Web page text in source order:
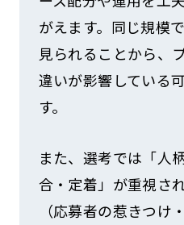
がえます。同じ規模
見られることから、
違いが影響している
す。
また、選考では「人
合・定着」が重視さ
（応募者の惹きつけ